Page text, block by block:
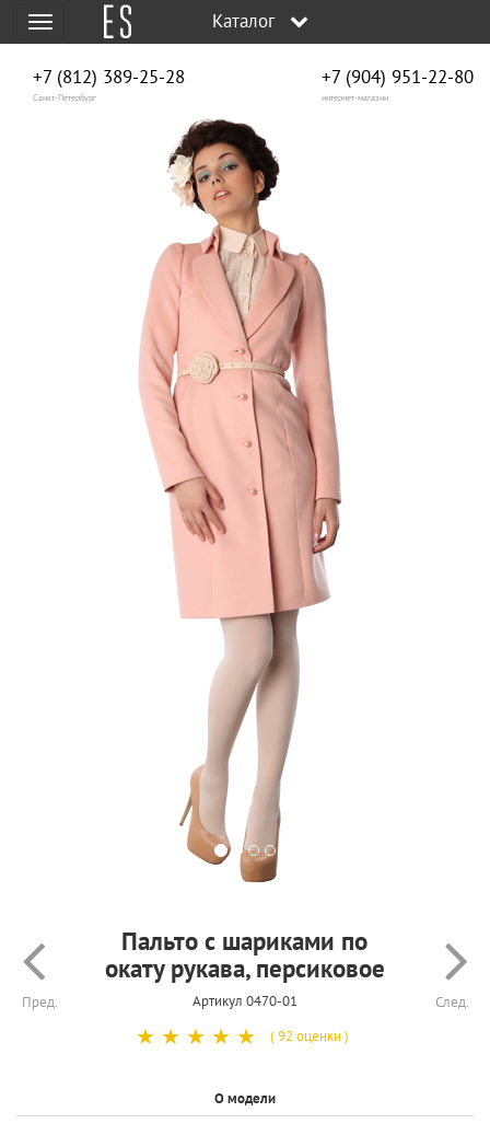
Меню Каталог
+7 (812) 389-25-28
Санкт-Петербург
+7 (904) 951‑22‑80
интернет-магазин
Пред.
Пальто с шариками по
окату рукава, персиковое
Артикул 0470-01 След.
☆
☆
☆
☆
☆ ( 92 оценки )
О модели